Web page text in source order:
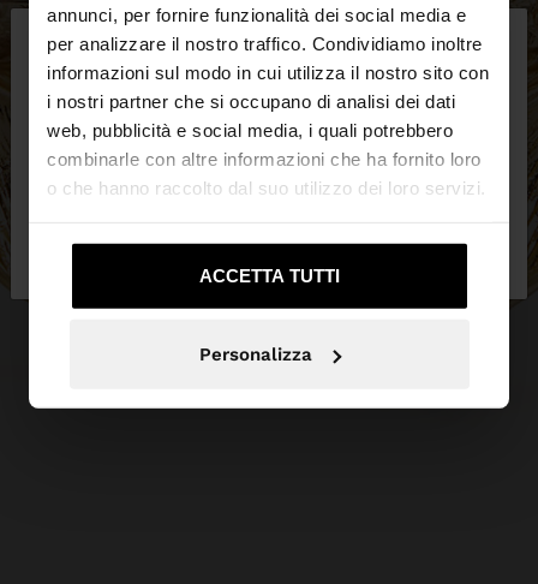
annunci, per fornire funzionalità dei social media e
per analizzare il nostro traffico. Condividiamo inoltre
informazioni sul modo in cui utilizza il nostro sito con
i nostri partner che si occupano di analisi dei dati
web, pubblicità e social media, i quali potrebbero
combinarle con altre informazioni che ha fornito loro
o che hanno raccolto dal suo utilizzo dei loro servizi.
ACCETTA TUTTI
Personalizza
ciao ×
Stai accedendo al sito da Svizzera. Vuoi navigare
sul nostro sito United States?